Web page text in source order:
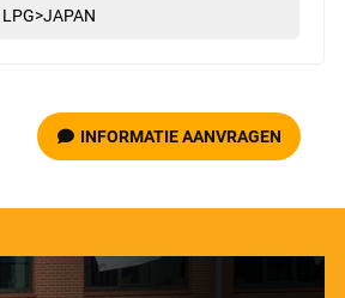
LPG>JAPAN
INFORMATIE AANVRAGEN